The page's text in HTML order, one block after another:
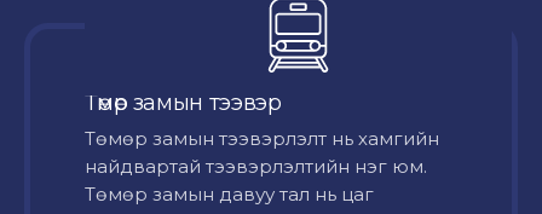
Төмөр замын тээвэр
Төмөр замын тээвэрлэлт нь хамгийн
найдвартай тээвэрлэлтийн нэг юм.
Төмөр замын давуу тал нь цаг